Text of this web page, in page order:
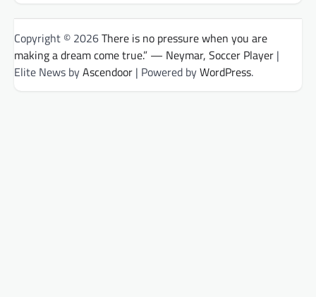
Copyright © 2026There is no pressure when you are
making a dream come true.” — Neymar, Soccer Player |
Elite News byAscendoor | Powered byWordPress.